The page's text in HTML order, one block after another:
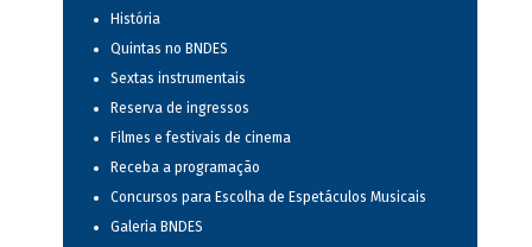
História
Quintas no BNDES
Sextas instrumentais
Reserva de ingressos
Filmes e festivais de cinema
Receba a programação
Concursos para Escolha de Espetáculos Musicais
Galeria BNDES